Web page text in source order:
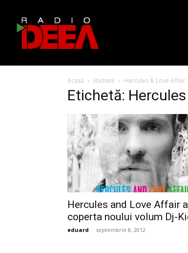
Acasă Etichete Hercules & Love Affair
Etichetă:
Hercules and Love Affair
coperta noului volum Dj-
eduard - septembrie 8, 2012